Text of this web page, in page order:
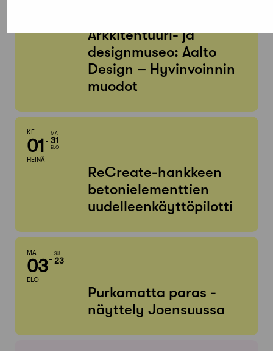
Arkkitehtuuri- ja
designmuseo: Aalto
Design – Hyvinvoinnin
muodot
KE
01
HEINÄ
MA
31
ELO
ReCreate-hankkeen
betonielementtien
uudelleenkäyttöpilotti
MA
03
ELO
SU
23
Purkamatta paras -
näyttely Joensuussa